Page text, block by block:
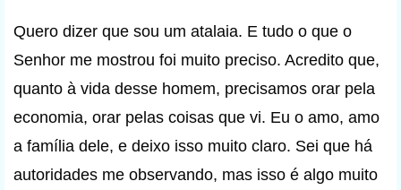
Quero dizer que sou um atalaia. E tudo o que o
Senhor me mostrou foi muito preciso. Acredito que,
quanto à vida desse homem, precisamos orar pela
economia, orar pelas coisas que vi. Eu o amo, amo
a família dele, e deixo isso muito claro. Sei que há
autoridades me observando, mas isso é algo muito